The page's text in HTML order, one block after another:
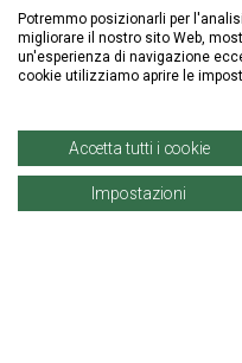
ISCRIVITI
Potremmo posizionarli per
migliorare il nostro sito Web,
un'esperienza di navigazione
cookie utilizziamo aprire le
Accetta tutti i cookie
Impostazioni